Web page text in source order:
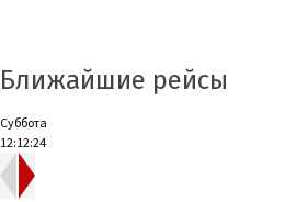
Ближайшие рейсы
Суббота
12:12:25